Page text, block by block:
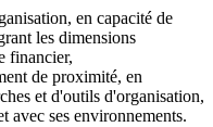
en capacité de
les dimensions
financier,
de proximité, en
et d'outils d'organisation,
avec ses environnements.